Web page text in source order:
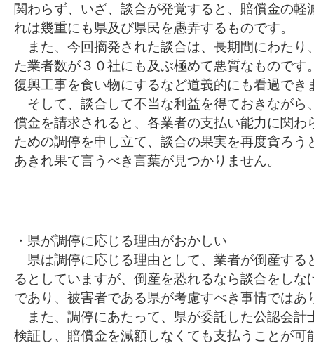
関わらず、いざ、談合が発覚すると、賠償金の軽
れは幾重にも県及び県民を愚弄するものです。
また、今回摘発された談合は、長期間にわたり
た業者数が３０社にも及ぶ極めて悪質なものです
復興工事を食い物にするなど道義的にも看過でき
そして、談合して不当な利益を得ておきながら
償金を請求されると、各業者の支払い能力に関わ
ための調停を申し立て、談合の果実を再度貪ろう
あきれ果て言うべき言葉が見つかりません。
・県が調停に応じる理由がおかしい
県は調停に応じる理由として、業者が倒産する
るとしていますが、倒産を恐れるなら談合をしな
であり、被害者である県が考慮すべき事情ではあ
また、調停にあたって、県が委託した公認会計
検証し、賠償金を減額しなくても支払うことが可